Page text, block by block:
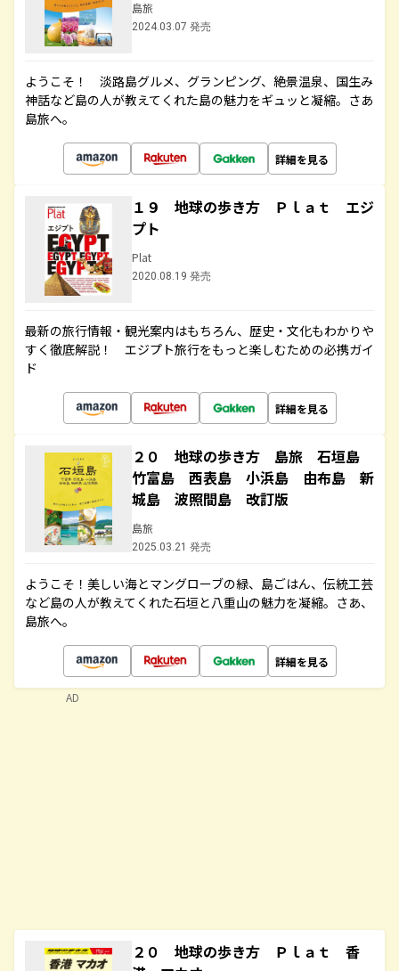
島旅
2024.03.07 発売
ようこそ！ 淡路島グルメ、グランピング、絶景温泉、国生み
神話など島の人が教えてくれた島の魅力をギュッと凝縮。さあ
島旅へ。
詳細を見る
１９ 地球の歩き方 Ｐｌａｔ エジ
プト
Plat
2020.08.19 発売
最新の旅行情報・観光案内はもちろん、歴史・文化もわかりや
すく徹底解説！ エジプト旅行をもっと楽しむための必携ガイ
ド
詳細を見る
２０ 地球の歩き方 島旅 石垣島
竹富島 西表島 小浜島 由布島 新
城島 波照間島 改訂版
島旅
2025.03.21 発売
ようこそ！美しい海とマングローブの緑、島ごはん、伝統工芸
など島の人が教えてくれた石垣と八重山の魅力を凝縮。さあ、
島旅へ。
詳細を見る
２０ 地球の歩き方 Ｐｌａｔ 香
AD